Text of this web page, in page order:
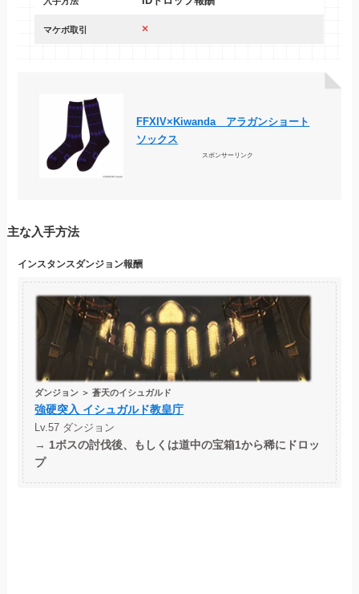
マケボ取引 ×
FFXIV×Kiwanda アラガンショート
ソックス
スポンサーリンク
主な入手方法
インスタンスダンジョン報酬
ダンジョン ＞ 蒼天のイシュガルド
強硬突入 イシュガルド教皇庁
Lv.57 ダンジョン
→ 1ボスの討伐後、もしくは道中の宝箱1から稀にドロッ
プ